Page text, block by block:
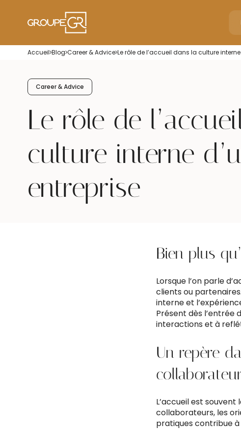
Accueil Blog Career & Advice Le rôle de l’accueil dans la culture
Career & Advice
Le rôle de
culture interne
entreprise
Bien plus
Lorsque l’on parle
clients ou
interne et
Présent dès l’entrée
interactions et à
Un repère
L’accueil est
collaborateurs, les
pratiques contribue